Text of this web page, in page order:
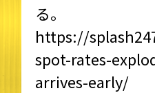
る。
https://
spot-rates-
arrives-early/